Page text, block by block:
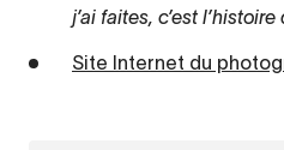
j’ai faites, c’est
Site Internet du